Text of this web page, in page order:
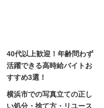
40代以上歓迎！年齢問わず
活躍できる高時給バイトお
すすめ3選！
横浜市での写真立ての正し
い処分・捨て方・リユース